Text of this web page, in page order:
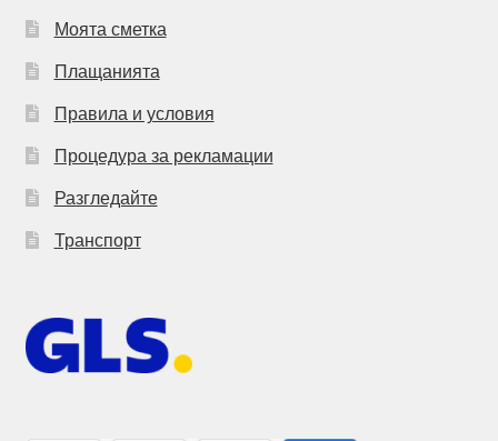
Моята сметка
Плащанията
Правила и условия
Процедура за рекламации
Разгледайте
Транспорт